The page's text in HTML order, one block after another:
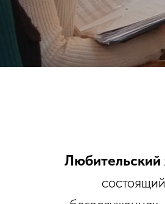
Любительский